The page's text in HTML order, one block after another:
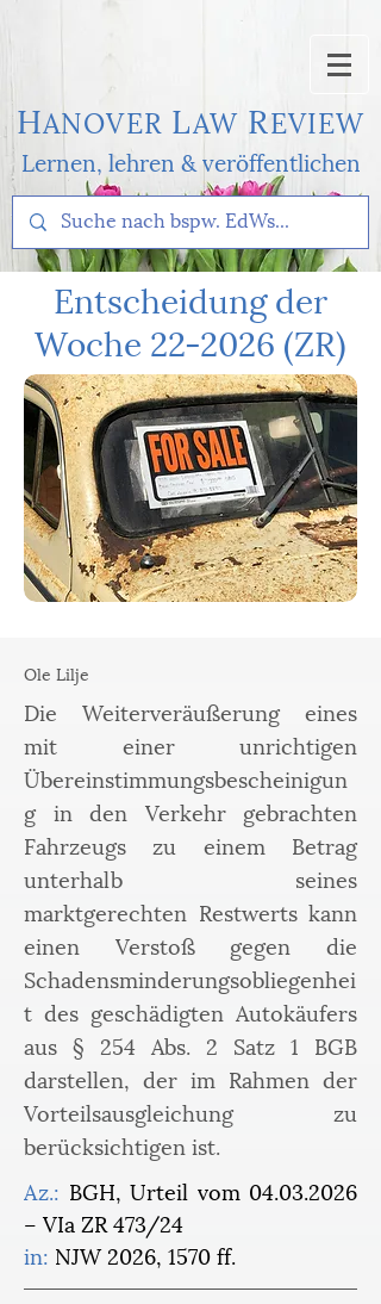
HANOVER LAWREVIEW
Lernen, lehren & veröffentlichen
Entscheidung der
Woche 22-2026 (ZR)
Ole Lilje
Die Weiterveräußerung eines
mit einer unrichtigen
Übereinstimmungsbescheinigun
g in den Verkehr gebrachten
Fahrzeugs zu einem Betrag
unterhalb seines
marktgerechten Restwerts kann
einen Verstoß gegen die
Schadensminderungsobliegenhei
t des geschädigten Autokäufers
aus § 254 Abs. 2 Satz 1 BGB
darstellen, der im Rahmen der
Vorteilsausgleichung zu
berücksichtigen ist.
Az.: BGH, Urteil vom 04.03.2026
– VIa ZR 473/24
in: NJW 2026, 1570 ff.